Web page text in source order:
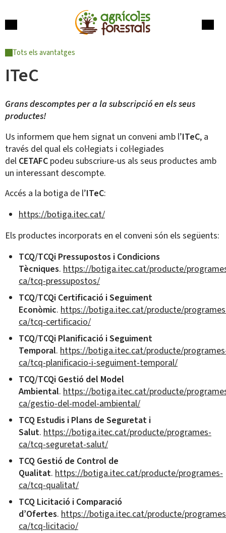
to
content
Tots els avantatges
ITeC
Grans descomptes per a la subscripció en els seus
productes!
Us informem que hem signat un conveni amb l’ITeC, a
través del qual els col·legiats i col·legiades
del CETAFC podeu subscriure-us als seus productes amb
un interessant descompte.
Accés a la botiga de l’ITeC:
https://botiga.itec.cat/
Els productes incorporats en el conveni són els següents:
TCQ/TCQi Pressupostos i Condicions
Tècniques. https://botiga.itec.cat/producte/
ca/tcq-pressupostos/
TCQ/TCQi Certificació i Seguiment
Econòmic. https://botiga.itec.cat/producte/
ca/tcq-certificacio/
TCQ/TCQi Planificació i Seguiment
Temporal. https://botiga.itec.cat/producte/
ca/tcq-planificacio-i-seguiment-temporal/
TCQ/TCQi Gestió del Model
Ambiental. https://botiga.itec.cat/producte/
ca/gestio-del-model-ambiental/
TCQ Estudis i Plans de Seguretat i
Salut. https://botiga.itec.cat/producte/programes-
ca/tcq-seguretat-salut/
TCQ Gestió de Control de
Qualitat. https://botiga.itec.cat/producte/programes-
ca/tcq-qualitat/
TCQ Licitació i Comparació
d’Ofertes. https://botiga.itec.cat/producte/
ca/tcq-licitacio/